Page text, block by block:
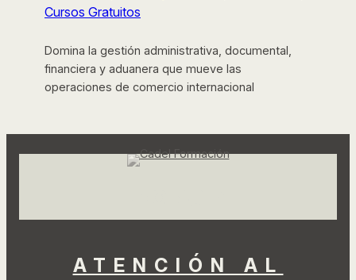
Cursos Gratuitos
Domina la gestión administrativa, documental,
financiera y aduanera que mueve las
operaciones de comercio internacional
ATENCIÓN AL